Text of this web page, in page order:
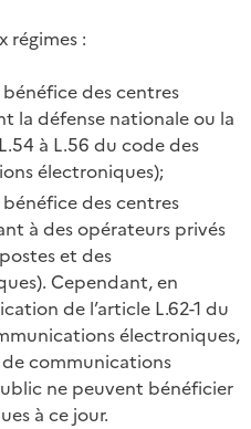
régimes :
des centres
la défense nationale ou la
à L.56 du code des
électroniques);
des centres
à des opérateurs privés
et des
Cependant, en
de l’article L.62-1 du
électroniques,
communications
ne peuvent bénéficier
à ce jour.